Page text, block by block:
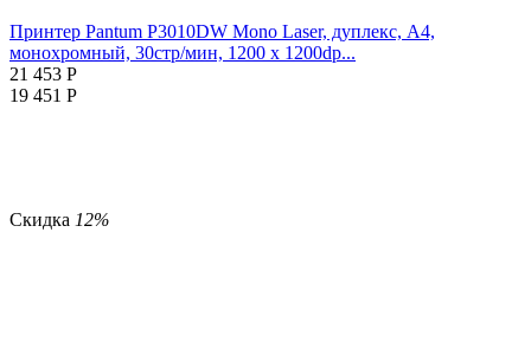
Принтер Pantum P3010DW Mono Laser, дуплекс, A4,
монохромный, 30стр/мин, 1200 х 1200dp...
21 453 Р
19 451 Р
Скидка 12%